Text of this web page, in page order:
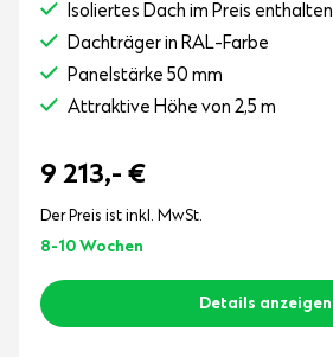
Isoliertes Dach im Preis enthalten
Dachträger in RAL-Farbe
Panelstärke 50 mm
Attraktive Höhe von 2,5 m
9 213,- €
Der Preis ist inkl. MwSt.
8-10 Wochen
Details anzeigen